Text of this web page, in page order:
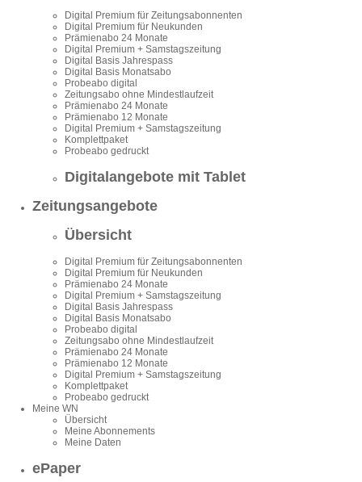
Digital Premium für Zeitungsabonnenten
Digital Premium für Neukunden
Prämienabo 24 Monate
Digital Premium + Samstagszeitung
Digital Basis Jahrespass
Digital Basis Monatsabo
Probeabo digital
Zeitungsabo ohne Mindestlaufzeit
Prämienabo 24 Monate
Prämienabo 12 Monate
Digital Premium + Samstagszeitung
Komplettpaket
Probeabo gedruckt
Digitalangebote mit Tablet
Zeitungsangebote
Übersicht
Digital Premium für Zeitungsabonnenten
Digital Premium für Neukunden
Prämienabo 24 Monate
Digital Premium + Samstagszeitung
Digital Basis Jahrespass
Digital Basis Monatsabo
Probeabo digital
Zeitungsabo ohne Mindestlaufzeit
Prämienabo 24 Monate
Prämienabo 12 Monate
Digital Premium + Samstagszeitung
Komplettpaket
Probeabo gedruckt
Meine WN
Übersicht
Meine Abonnements
Meine Daten
ePaper